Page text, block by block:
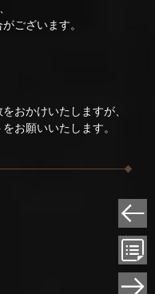
ざいます。
おかけいたしますが、
お願いいたします。